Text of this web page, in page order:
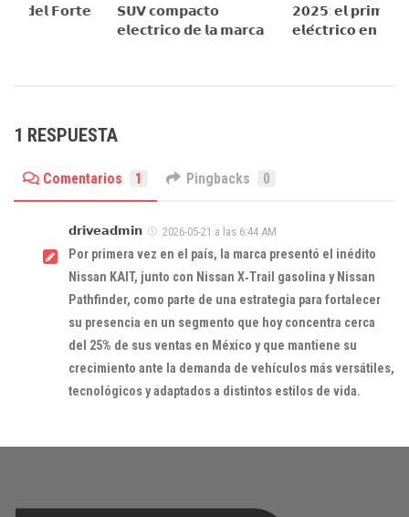
𝗦𝗨𝗩 𝗰𝗼𝗺𝗽𝗮𝗰𝘁𝗼
𝗲𝗹𝗲𝗰𝘁𝗿𝗶𝗰𝗼 𝗱𝗲 𝗹𝗮 𝗺𝗮𝗿𝗰𝗮
𝟮𝟬𝟮𝟱: 𝗲𝗹 𝗽𝗿𝗶𝗺𝗲𝗿
𝗲𝗹𝗲́𝗰𝘁𝗿𝗶𝗰𝗼 𝗲𝗻
𝗱𝗲𝗹 𝗙𝗼𝗿𝘁𝗲
1 RESPUESTA
Comentarios 1 Pingbacks 0
𝗱𝗿𝗶𝘃𝗲𝗮𝗱𝗺𝗶𝗻 2026-05-21 a las 6:44 AM
Por primera vez en el país, la marca presentó el inédito
Nissan KAIT, junto con Nissan X‑Trail gasolina y Nissan
Pathfinder, como parte de una estrategia para fortalecer
su presencia en un segmento que hoy concentra cerca
del 25% de sus ventas en México y que mantiene su
crecimiento ante la demanda de vehículos más versátiles,
tecnológicos y adaptados a distintos estilos de vida.